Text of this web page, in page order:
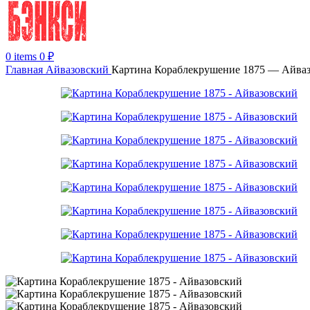
0 items 0 ₽
Главная Айвазовский Картина Кораблекрушение 1875 —